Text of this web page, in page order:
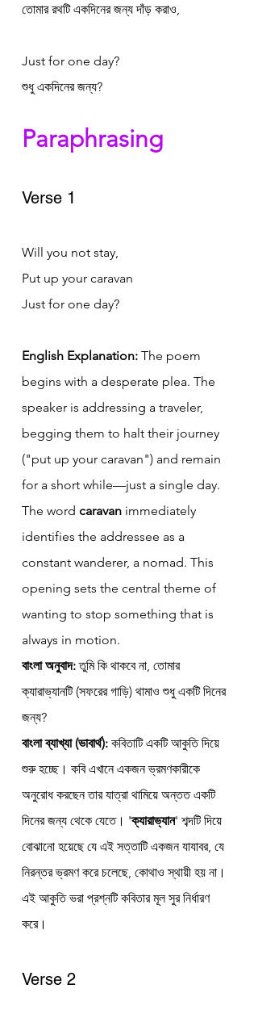
তোমার রথটি একদিনের জন্য দাঁড় করাও,
Just for one day?
শুধু একদিনের জন্য?
Paraphrasing
Verse 1
Will you not stay,
Put up your caravan
Just for one day?
English Explanation: The poem
begins with a desperate plea. The
speaker is addressing a traveler,
begging them to halt their journey
("put up your caravan") and remain
for a short while—just a single day.
The word caravan immediately
identifies the addressee as a
constant wanderer, a nomad. This
opening sets the central theme of
wanting to stop something that is
always in motion.
বাংলা অনুবাদ: তুমি কি থাকবে না, তোমার
ক্যারাভ্যানটি (সফরের গাড়ি) থামাও শুধু একটি দিনের
জন্য?
বাংলা ব্যাখ্যা (ভাবার্থ): কবিতাটি একটি আকুতি দিয়ে
শুরু হচ্ছে। কবি এখানে একজন ভ্রমণকারীকে
অনুরোধ করছেন তার যাত্রা থামিয়ে অন্তত একটি
দিনের জন্য থেকে যেতে। 'ক্যারাভ্যান' শব্দটি দিয়ে
বোঝানো হয়েছে যে এই সত্তাটি একজন যাযাবর, যে
নিরন্তর ভ্রমণ করে চলেছে, কোথাও স্থায়ী হয় না।
এই আকুতি ভরা প্রশ্নটি কবিতার মূল সুর নির্ধারণ
করে।
Verse 2